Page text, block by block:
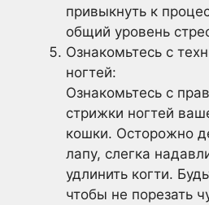
привыкнуть к
общий уровень
Ознакомьтесь с
ногтей:
Ознакомьтесь с
стрижки ногтей
кошки. Осторожно
лапу, слегка
удлинить когти.
чтобы не порезать